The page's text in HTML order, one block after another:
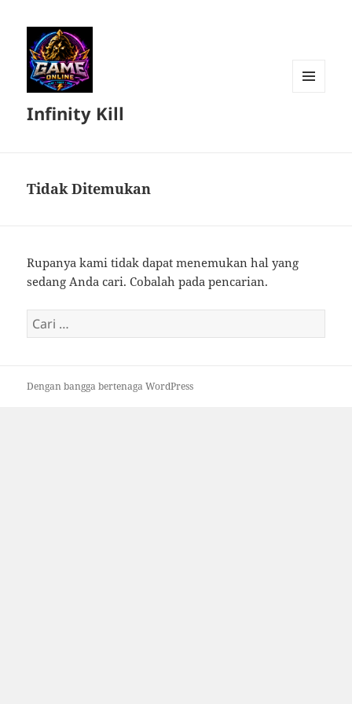
Infinity Kill
Tidak Ditemukan
Rupanya kami tidak dapat menemukan hal yang
sedang Anda cari. Cobalah pada pencarian.
Cari
untuk:
Dengan bangga bertenaga WordPress